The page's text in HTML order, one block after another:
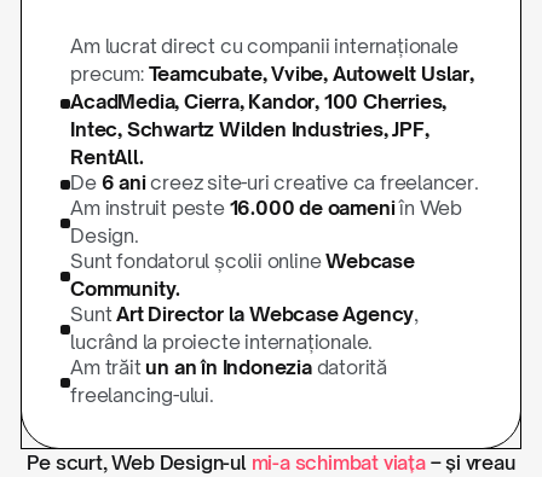
Am lucrat direct cu companii internaționale
precum: Teamcubate, Vvibe, Autowelt Uslar,
AcadMedia, Cierra, Kandor, 100 Cherries,
Intec, Schwartz Wilden Industries, JPF,
RentAll.
De 6 anicreez site-uri creative ca freelancer.
Am instruit peste 16.000 de oameniîn Web
Design.
Sunt fondatorul școlii onlineWebcase
Community.
SuntArt Director la Webcase Agency,
lucrând la proiecte internaționale.
Am trăit un an în Indoneziadatorită
freelancing-ului.
Pe scurt, Web Design-ul mi-a schimbat viața– și vreau